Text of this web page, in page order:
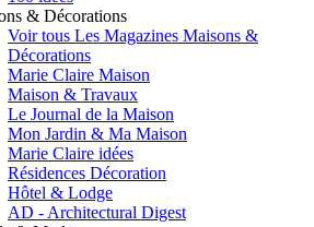
& Décorations
Voir tous Les Magazines Maisons &
Décorations
Marie Claire Maison
Maison & Travaux
Le Journal de la Maison
Mon Jardin & Ma Maison
Marie Claire idées
Résidences Décoration
Hôtel & Lodge
AD - Architectural Digest